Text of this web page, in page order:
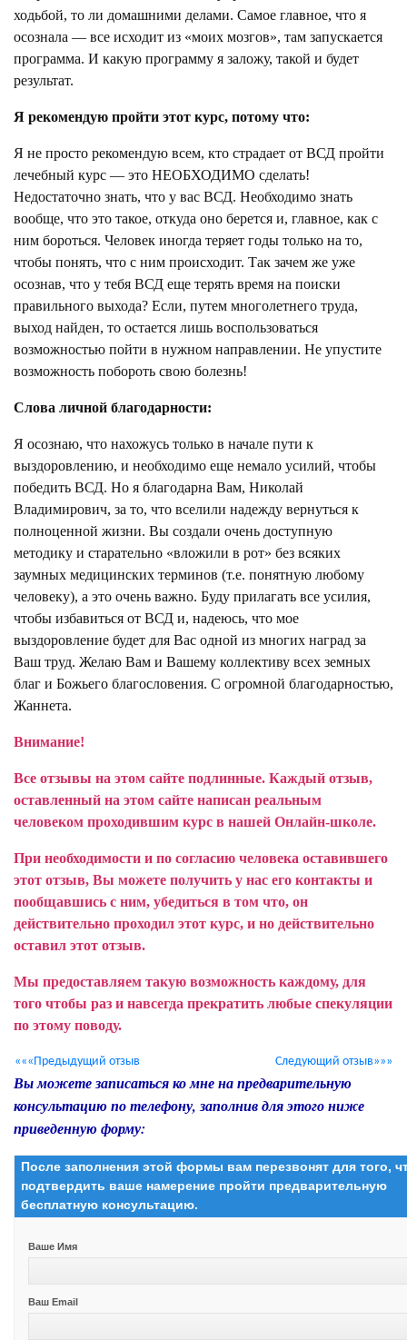
ходьбой, то ли домашними делами. Самое главное, что я
осознала — все исходит из «моих мозгов», там запускается
программа. И какую программу я заложу, такой и будет
результат.
Я рекомендую пройти этот курс, потому что:
Я не просто рекомендую всем, кто страдает от ВСД пройти
лечебный курс — это НЕОБХОДИМО сделать!
Недостаточно знать, что у вас ВСД. Необходимо знать
вообще, что это такое, откуда оно берется и, главное, как с
ним бороться. Человек иногда теряет годы только на то,
чтобы понять, что с ним происходит. Так зачем же уже
осознав, что у тебя ВСД еще терять время на поиски
правильного выхода? Если, путем многолетнего труда,
выход найден, то остается лишь воспользоваться
возможностью пойти в нужном направлении. Не упустите
возможность побороть свою болезнь!
Слова личной благодарности:
Я осознаю, что нахожусь только в начале пути к
выздоровлению, и необходимо еще немало усилий, чтобы
победить ВСД. Но я благодарна Вам, Николай
Владимирович, за то, что вселили надежду вернуться к
полноценной жизни. Вы создали очень доступную
методику и старательно «вложили в рот» без всяких
заумных медицинских терминов (т.е. понятную любому
человеку), а это очень важно. Буду прилагать все усилия,
чтобы избавиться от ВСД и, надеюсь, что мое
выздоровление будет для Вас одной из многих наград за
Ваш труд. Желаю Вам и Вашему коллективу всех земных
благ и Божьего благословения. С огромной благодарностью,
Жаннета.
Внимание!
Все отзывы на этом сайте подлинные. Каждый отзыв,
оставленный на этом сайте написан реальным
человеком проходившим курс в нашей Онлайн-школе.
При необходимости и по согласию человека оставившего
этот отзыв, Вы можете получить у нас его контакты и
пообщавшись с ним, убедиться в том что, он
действительно проходил этот курс, и но действительно
оставил этот отзыв.
Мы предоставляем такую возможность каждому, для
того чтобы раз и навсегда прекратить любые спекуляции
по этому поводу.
«««Предыдущий отзыв Следующий отзыв»»»
Вы можете записаться ко мне на предварительную
консультацию по телефону, заполнив для этого ниже
приведенную форму:
После заполнения этой формы вам перезвонят для того,
подтвердить ваше намерение пройти предварительную
бесплатную консультацию.
Ваше Имя
Ваш Email